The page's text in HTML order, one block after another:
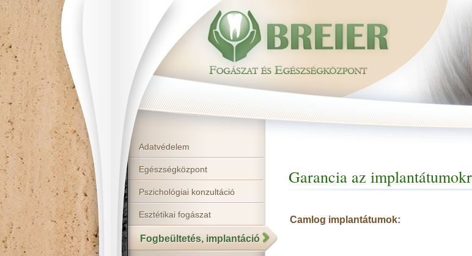
Adatvédelem
Egészségközpont
Pszichológiai konzultáció
Esztétikai fogászat
Fogbeültetés, implantáció
Garancia az
Camlog implantátumok: